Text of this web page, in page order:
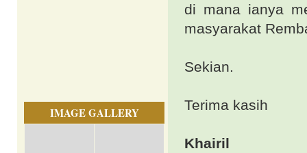
IMAGE GALLERY
di mana ianya
masyarakat
Sekian.
Terima kasih
Khairil